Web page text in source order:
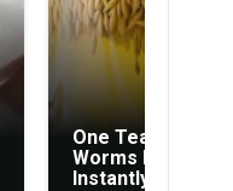
One Teaspoon
Worms In The
Instantly